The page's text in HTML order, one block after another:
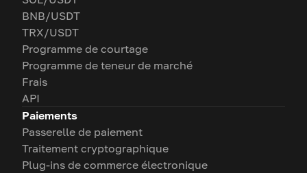
BNB/USDT
TRX/USDT
Programme de courtage
Programme de teneur de marché
Frais
API
Paiements
Passerelle de paiement
Traitement cryptographique
Plug-ins de commerce électronique